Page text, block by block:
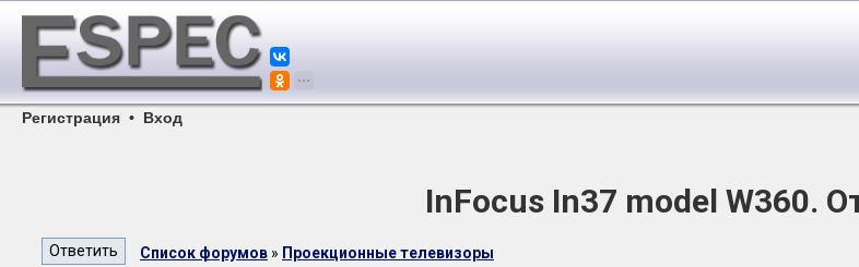
Регистрация • Вход
InFocus In37 model W360.
Список форумов » Проекционные телевизоры